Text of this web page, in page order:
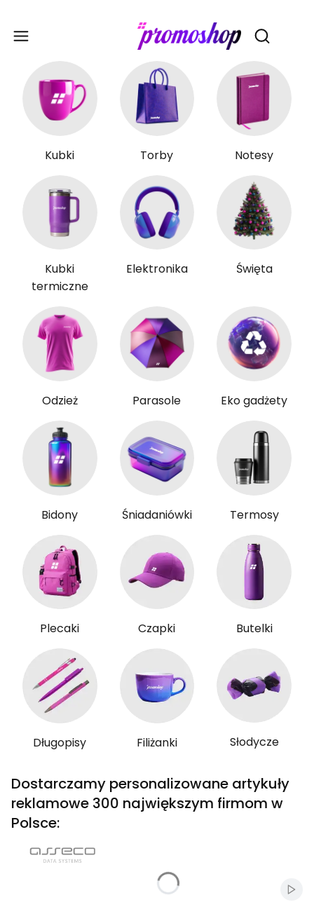
Otwórz
Kubki Torby Notesy
Kubki
termiczne
Elektronika Święta
Odzież Parasole Eko gadżety
Bidony Śniadaniówki Termosy
Plecaki Czapki Butelki
Długopisy Filiżanki Słodycze
Dostarczamy personalizowane artykuły
reklamowe 300 największym firmom w
Polsce: